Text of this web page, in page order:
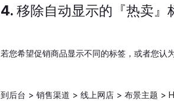
4. 移除自动显示的『热卖』
若您希望促销商品显示不同的标签，或者您认
到后台 > 销售渠道 > 线上网店 > 布景主题 >